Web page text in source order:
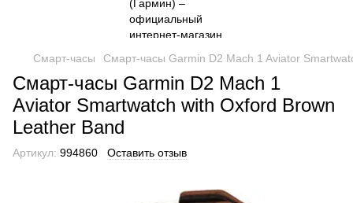
Смарт-часы Смарт-часы Garmin D2 Mach 1 Aviator
Смарт-часы Garmin D2 Mach 1
Aviator Smartwatch with Oxford Brown
Leather Band
Артикул: 994860 Оставить отзыв